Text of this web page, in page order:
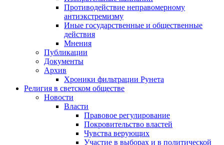
Противодействие неправомерному
антиэкстремизму
Иные государственные и общественные
действия
Мнения
Публикации
Документы
Архив
Хроники фильтрации Рунета
Религия в светском обществе
Новости
Власти
Правовое регулирование
Покровительство властей
Чувства верующих
Участие в выборах и в политической